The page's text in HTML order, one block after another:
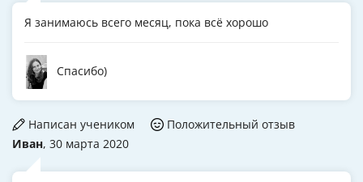
Я занимаюсь всего месяц, пока всё хорошо
Спасибо)
Иван, 30 марта 2020
Написан учеником Положительный отзыв